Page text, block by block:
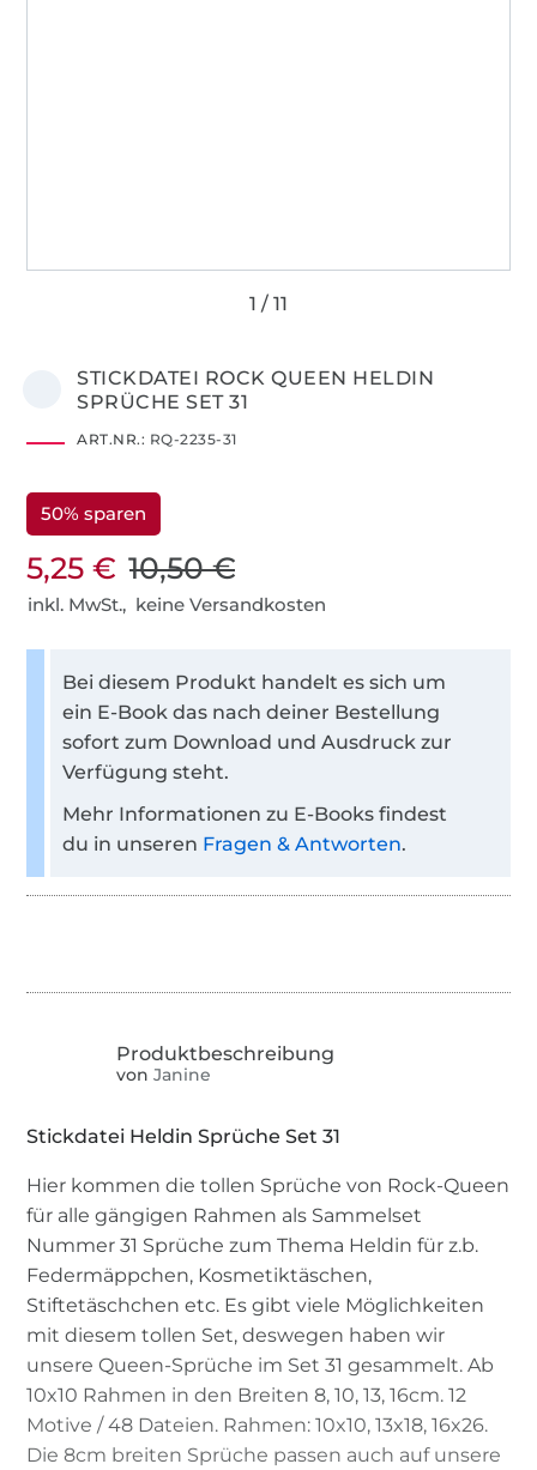
STICKDATEI ROCK QUEEN HELDIN
SPRÜCHE SET 31
ART.NR.: RQ-2235-31
50% sparen
5,25 € 10,50 €
inkl. MwSt., keine Versandkosten
Bei diesem Produkt handelt es sich um
ein E-Book das nach deiner Bestellung
sofort zum Download und Ausdruck zur
Verfügung steht.
Mehr Informationen zu E-Books findest
du in unseren Fragen & Antworten.
von Janine
Stickdatei Heldin Sprüche Set 31
Hier kommen die tollen Sprüche von Rock-Queen
für alle gängigen Rahmen als Sammelset
Nummer 31 Sprüche zum Thema Heldin für z.b.
Federmäppchen, Kosmetiktäschen,
Stiftetäschchen etc. Es gibt viele Möglichkeiten
mit diesem tollen Set, deswegen haben wir
unsere Queen-Sprüche im Set 31 gesammelt. Ab
10x10 Rahmen in den Breiten 8, 10, 13, 16cm. 12
Motive / 48 Dateien. Rahmen: 10x10, 13x18, 16x26.
Die 8cm breiten Sprüche passen auch auf unsere